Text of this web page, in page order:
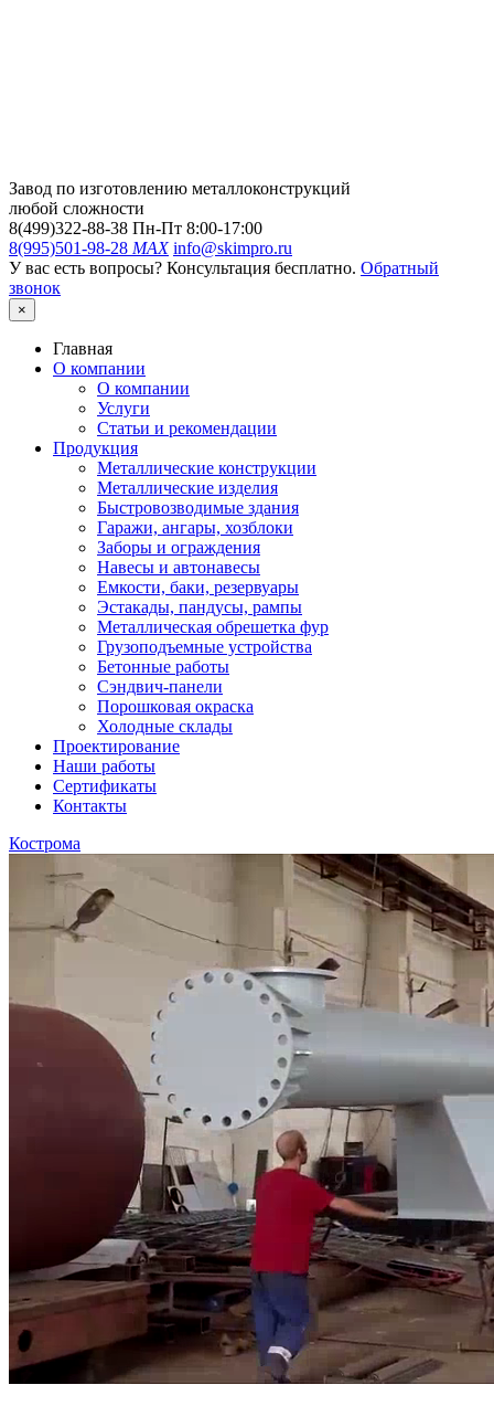
Завод по изготовлению металлоконструкций
любой сложности
8(499)322-88-38 Пн-Пт 8:00-17:00
8(995)501-98-28 MAX info@skimpro.ru
У вас есть вопросы? Консультация бесплатно. Обратный
звонок
×
Главная
О компании
О компании
Услуги
Статьи и рекомендации
Продукция
Металлические конструкции
Металлические изделия
Быстровозводимые здания
Гаражи, ангары, хозблоки
Заборы и ограждения
Навесы и автонавесы
Емкости, баки, резервуары
Эстакады, пандусы, рампы
Металлическая обрешетка фур
Грузоподъемные устройства
Бетонные работы
Сэндвич-панели
Порошковая окраска
Холодные склады
Проектирование
Наши работы
Сертификаты
Контакты
Кострома